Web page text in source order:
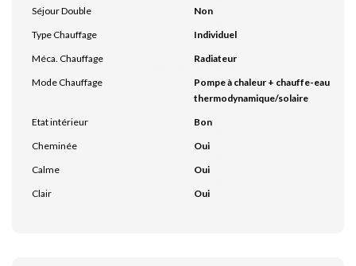
Séjour Double
Non
Type Chauffage
Individuel
Méca. Chauffage
Radiateur
Mode Chauffage
Pompe à chaleur + chauffe-eau
thermodynamique/solaire
Etat intérieur
Bon
Cheminée
Oui
Calme
Oui
Clair
Oui